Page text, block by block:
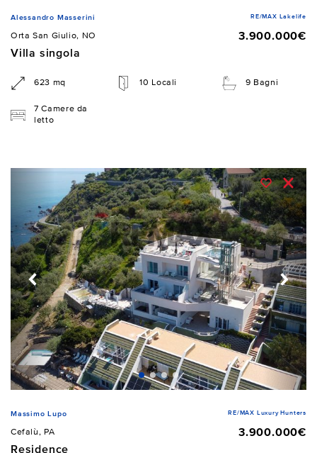
Alessandro Masserini RE/MAX Lakelife
Orta San Giulio, NO
3.900.000€
Villa singola
623 mq 10 Locali 9 Bagni
7 Camere da
letto
Massimo Lupo RE/MAX Luxury Hunters
Cefalù, PA
3.900.000€
Residence